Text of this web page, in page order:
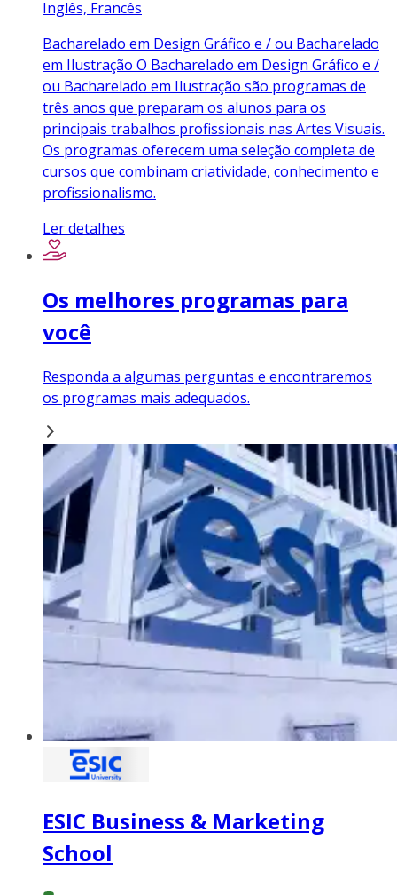
Inglês, Francês
Bacharelado em Design Gráfico e / ou Bacharelado
em Ilustração O Bacharelado em Design Gráfico e /
ou Bacharelado em Ilustração são programas de
três anos que preparam os alunos para os
principais trabalhos profissionais nas Artes Visuais.
Os programas oferecem uma seleção completa de
cursos que combinam criatividade, conhecimento e
profissionalismo.
Ler detalhes
Os melhores programas para
você
Responda a algumas perguntas e encontraremos
os programas mais adequados.
ESIC Business & Marketing
School